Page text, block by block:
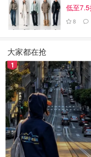
低至7.5
8
大家都在抢
1